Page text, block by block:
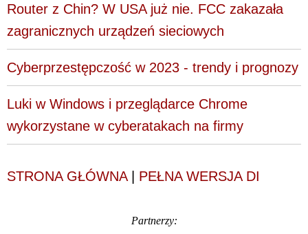
Router z Chin? W USA już nie. FCC zakazała
zagranicznych urządzeń sieciowych
Cyberprzestępczość w 2023 - trendy i prognozy
Luki w Windows i przeglądarce Chrome
wykorzystane w cyberatakach na firmy
STRONA GŁÓWNA| PEŁNA WERSJA DI
Partnerzy: